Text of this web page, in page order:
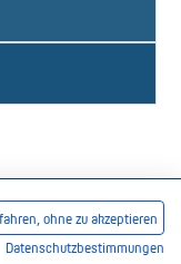
ohne zu akzeptieren
Datenschutzbestimmungen